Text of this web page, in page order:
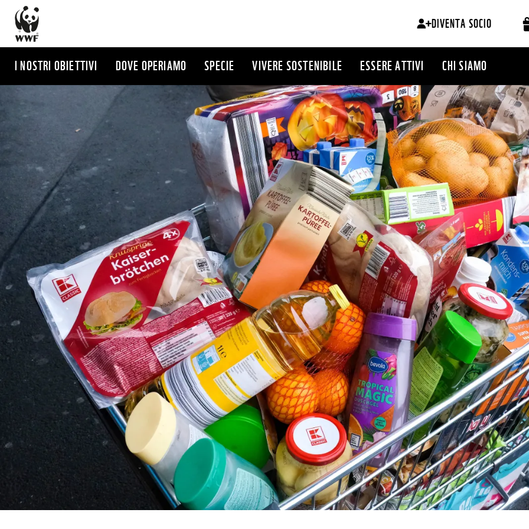
Salta
contenuto
principale
DIVENTA SOCIO
I NOSTRI OBIETTIVI DOVE OPERIAMO SPECIE VIVERE SOSTENIBILE ESSERE ATTIVI CHI SIAMO